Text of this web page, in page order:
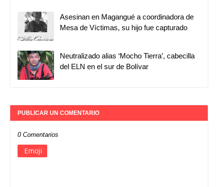
Asesinan en Magangué a coordinadora de
Mesa de Víctimas, su hijo fue capturado
Neutralizado alias ‘Mocho Tierra’, cabecilla
del ELN en el sur de Bolívar
PUBLICAR UN COMENTARIO
0 Comentarios
Emoji